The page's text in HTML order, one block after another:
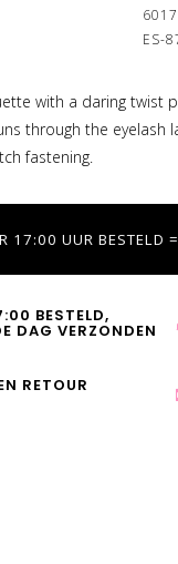
ES-
with a daring twist
through the eyelash
fastening.
17:00 UUR BESTELD
BESTELD,
DAG VERZONDEN
RETOUR